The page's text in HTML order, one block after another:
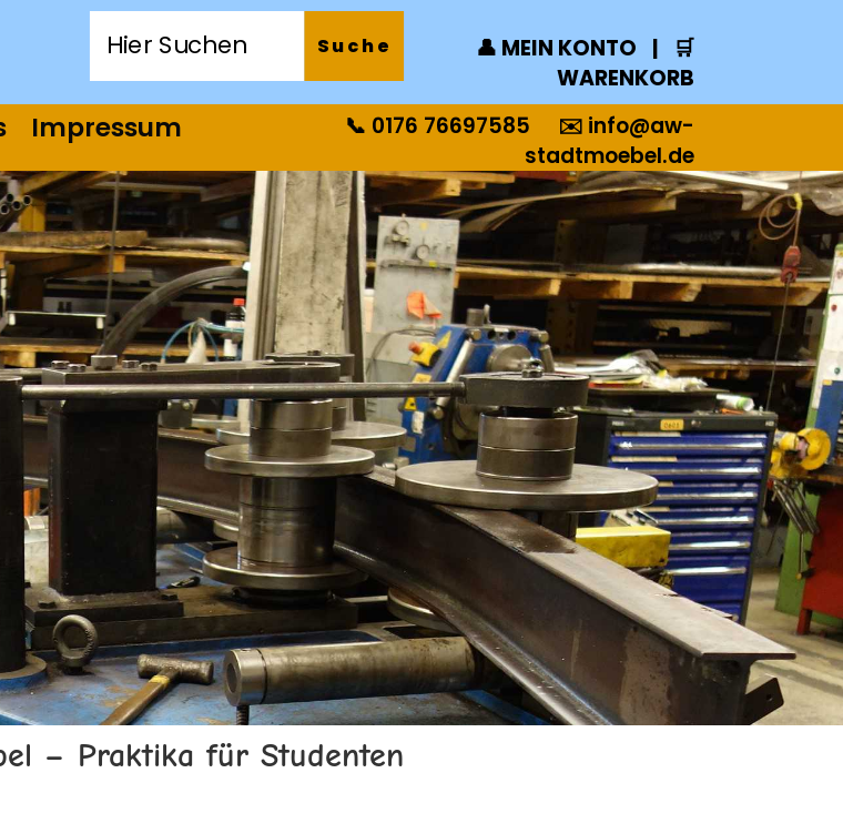
👤 MEIN KONTO |
🛒
WARENKORB
Impressum 📞 0176 76697585 ✉️ info@aw-
stadtmoebel.de
– Praktika für Studenten